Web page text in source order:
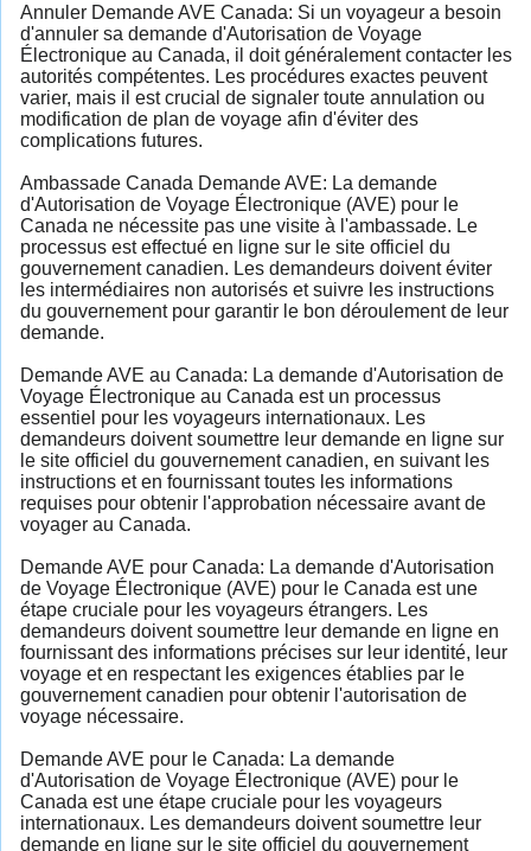
Annuler Demande AVE Canada: Si un voyageur a besoin
d'annuler sa demande d'Autorisation de Voyage
Électronique au Canada, il doit généralement contacter les
autorités compétentes. Les procédures exactes peuvent
varier, mais il est crucial de signaler toute annulation ou
modification de plan de voyage afin d'éviter des
complications futures.
Ambassade Canada Demande AVE: La demande
d'Autorisation de Voyage Électronique (AVE) pour le
Canada ne nécessite pas une visite à l'ambassade. Le
processus est effectué en ligne sur le site officiel du
gouvernement canadien. Les demandeurs doivent éviter
les intermédiaires non autorisés et suivre les instructions
du gouvernement pour garantir le bon déroulement de leur
demande.
Demande AVE au Canada: La demande d'Autorisation de
Voyage Électronique au Canada est un processus
essentiel pour les voyageurs internationaux. Les
demandeurs doivent soumettre leur demande en ligne sur
le site officiel du gouvernement canadien, en suivant les
instructions et en fournissant toutes les informations
requises pour obtenir l'approbation nécessaire avant de
voyager au Canada.
Demande AVE pour Canada: La demande d'Autorisation
de Voyage Électronique (AVE) pour le Canada est une
étape cruciale pour les voyageurs étrangers. Les
demandeurs doivent soumettre leur demande en ligne en
fournissant des informations précises sur leur identité, leur
voyage et en respectant les exigences établies par le
gouvernement canadien pour obtenir l'autorisation de
voyage nécessaire.
Demande AVE pour le Canada: La demande
d'Autorisation de Voyage Électronique (AVE) pour le
Canada est une étape cruciale pour les voyageurs
internationaux. Les demandeurs doivent soumettre leur
demande en ligne sur le site officiel du gouvernement